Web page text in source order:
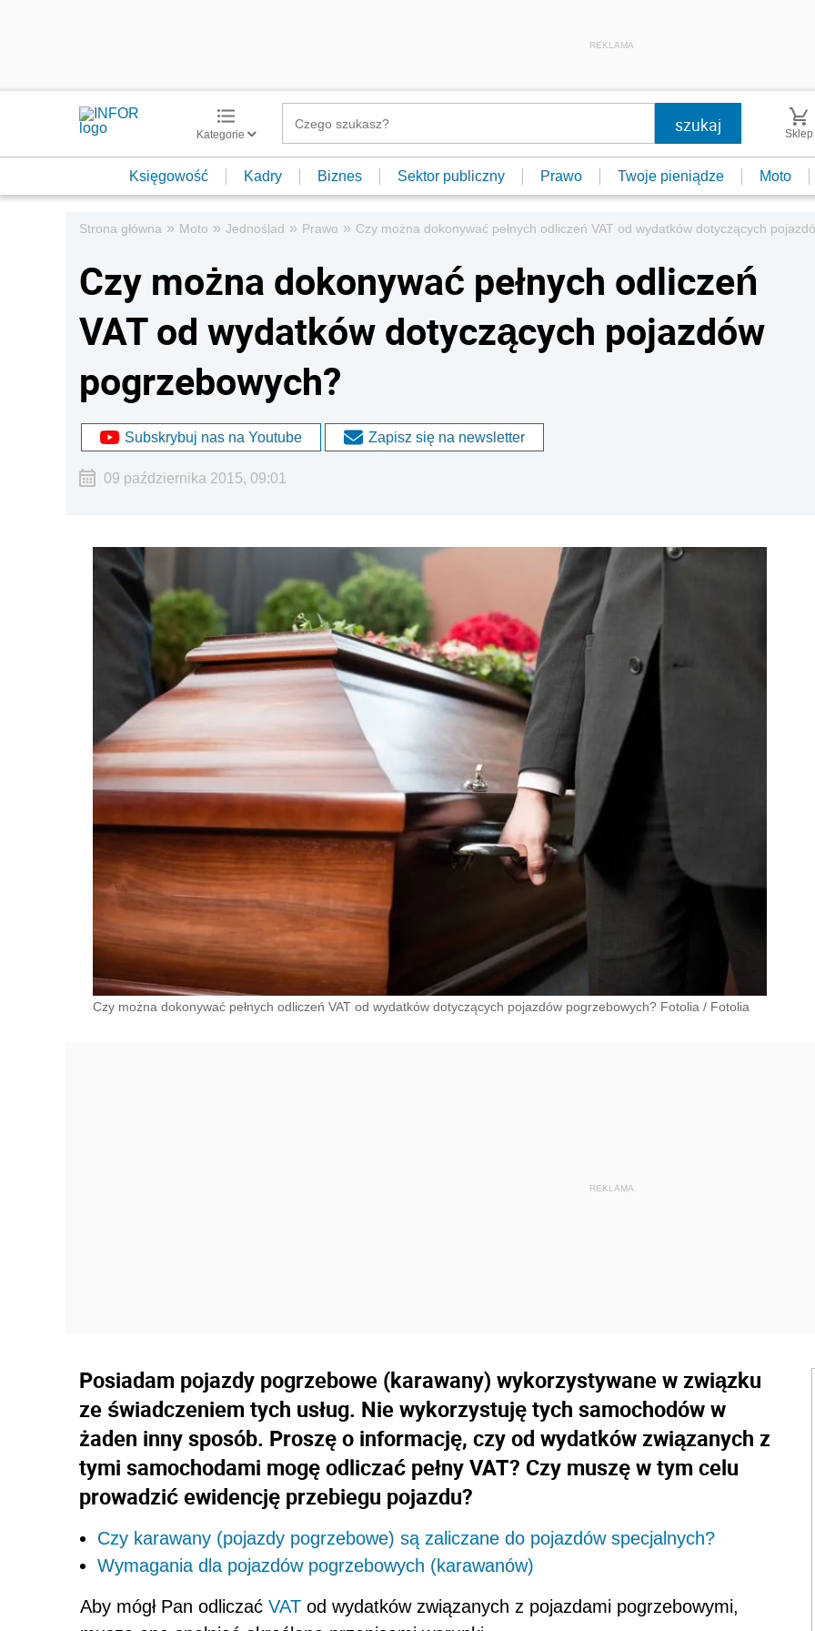
REKLAMA
Kategorie Sklep
Księgowość Kadry Biznes Sektor publiczny Prawo Twoje pieniądze Moto
Strona główna » Moto » Jednoślad » Prawo » Czy można dokonywać pełnych odliczeń VAT od wydatków dotyczących
Czy można dokonywać pełnych odliczeń
VAT od wydatków dotyczących pojazdów
pogrzebowych?
Subskrybuj nas na Youtube Zapisz się na newsletter
09 października 2015, 09:01
Czy można dokonywać pełnych odliczeń VAT od wydatków dotyczących pojazdów pogrzebowych? Fotolia / Fotolia
Posiadam pojazdy pogrzebowe (karawany) wykorzystywane w związku
ze świadczeniem tych usług. Nie wykorzystuję tych samochodów w
żaden inny sposób. Proszę o informację, czy od wydatków związanych z
tymi samochodami mogę odliczać pełny VAT? Czy muszę w tym celu
prowadzić ewidencję przebiegu pojazdu?
Czy karawany (pojazdy pogrzebowe) są zaliczane do pojazdów specjalnych?
Wymagania dla pojazdów pogrzebowych (karawanów)
Aby mógł Pan odliczaćVAT od wydatków związanych z pojazdami pogrzebowymi,